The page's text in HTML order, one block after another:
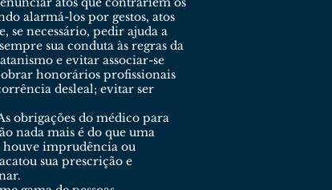
alarmá-los por gestos, atos
se necessário, pedir ajuda a
sua conduta às regras da
e evitar associar-se
honorários profissionais
desleal; evitar ser
obrigações do médico para
nada mais é do que uma
houve imprudência ou
sua prescrição e